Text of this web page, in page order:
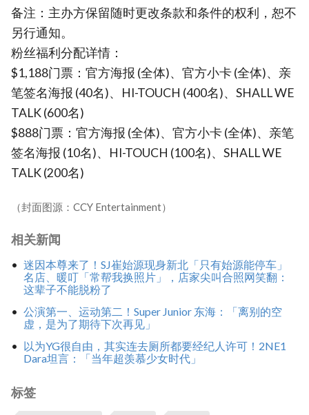
备注：主办方保留随时更改条款和条件的权利，恕不
另行通知。
粉丝福利分配详情：
$1,188门票：官方海报 (全体)、官方小卡 (全体)、亲
笔签名海报 (40名)、HI-TOUCH (400名)、SHALL WE
TALK (600名)
$888门票：官方海报 (全体)、官方小卡 (全体)、亲笔
签名海报 (10名)、HI-TOUCH (100名)、SHALL WE
TALK (200名)
（封面图源：CCY Entertainment）
相关新闻
迷因本尊来了！SJ崔始源现身新北「只有始源能停车」
名店、暖叮「常帮我换照片」，店家尖叫合照网笑翻：
这辈子不能脱粉了
公演第一、运动第二！Super Junior 东海：「离别的空
虚，是为了期待下次再见」
以为YG很自由，其实连去厕所都要经纪人许可！2NE1
Dara坦言：「当年超羡慕少女时代」
标签